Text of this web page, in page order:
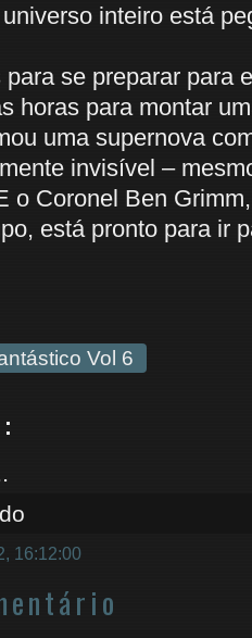
inteiro está
se preparar para
horas para montar
uma supernova
invisível –
o Coronel Ben
está pronto para ir
Vol 6
16:12:00